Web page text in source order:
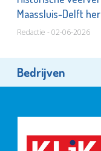
Maassluis-Delft
Redactie - 02-06-2026
Bedrijven